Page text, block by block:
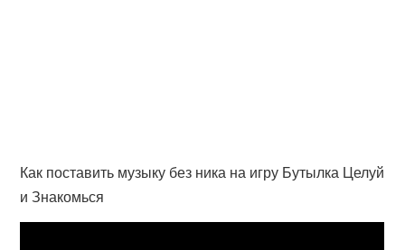
Как поставить музыку без ника на игру Бутылка Целуй
и Знакомься